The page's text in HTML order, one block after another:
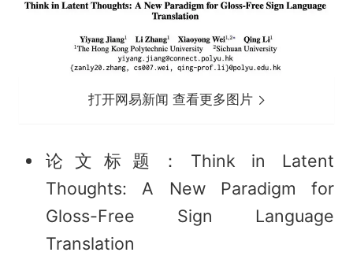
打开网易新闻 查看更多图片
论文标题：Think in Latent
Thoughts: A New Paradigm for
Gloss-Free Sign Language
Translation